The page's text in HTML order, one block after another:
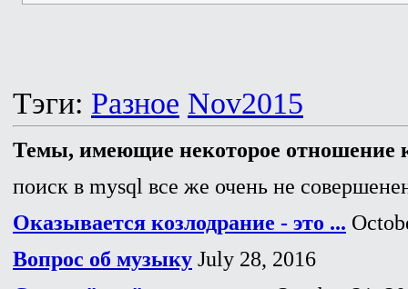
Тэги: Разное Nov2015
Темы, имеющие некоторое отношение
поиск в mysql все же очень не
Оказывается козлодрание - это ...
Вопрос об музыку July 28, 2016